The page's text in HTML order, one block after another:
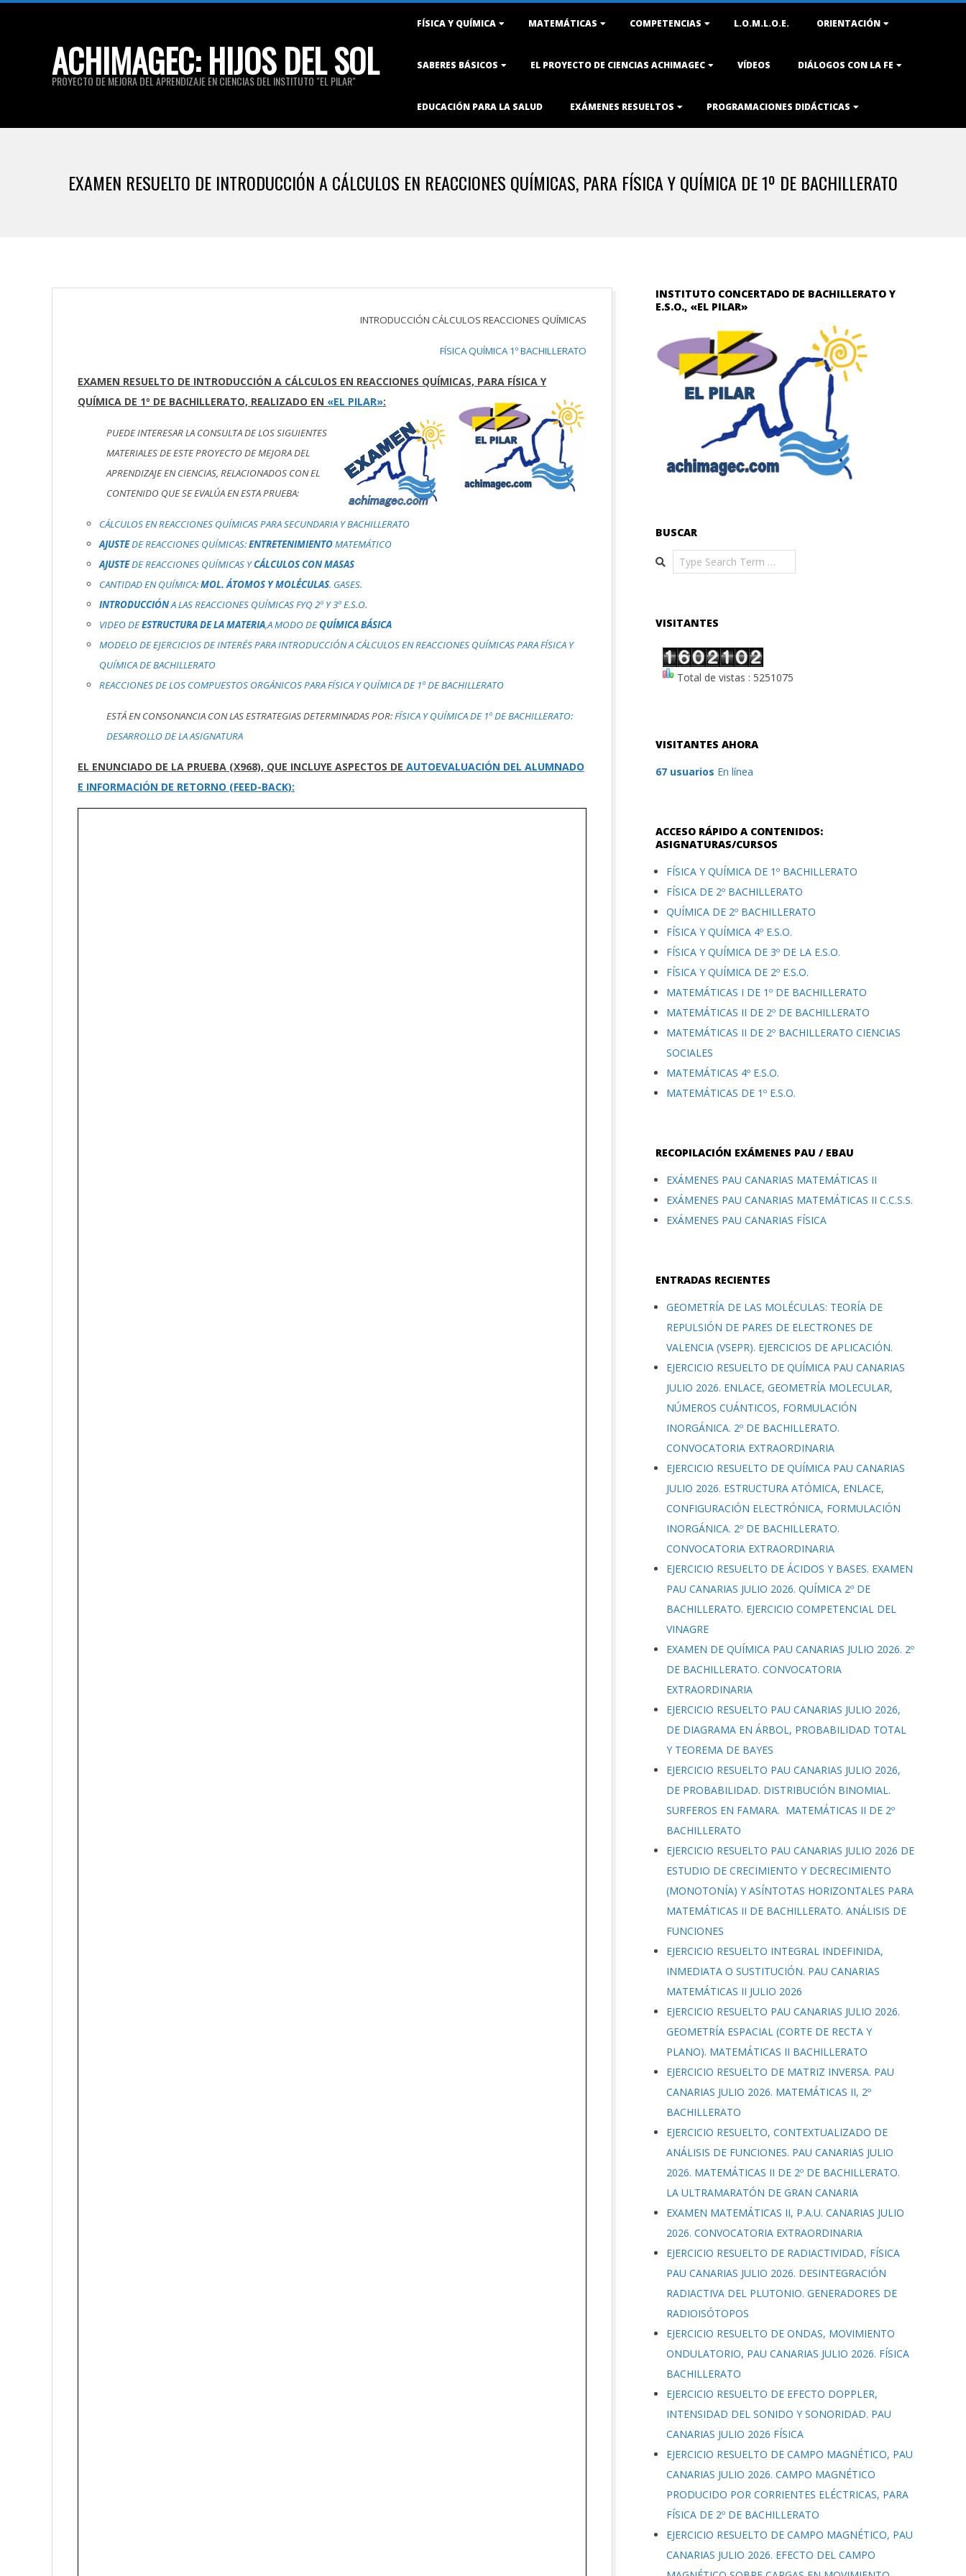
ACHIMAGEC: HIJOS DEL SOL
PROYECTO DE MEJORA DEL APRENDIZAJE EN CIENCIAS DEL INSTITUTO "EL PILAR"
FÍSICA Y QUÍMICA MATEMÁTICAS COMPETENCIAS L.O.M.L.O.E. ORIENTACIÓN
SABERES BÁSICOS EL PROYECTO DE CIENCIAS ACHIMAGEC VÍDEOS DIÁLOGOS CON LA FE
EDUCACIÓN PARA LA SALUD EXÁMENES RESUELTOS PROGRAMACIONES DIDÁCTICAS
EXAMEN RESUELTO DE INTRODUCCIÓN A CÁLCULOS EN REACCIONES QUÍMICAS, PARA FÍSICA Y QUÍMICA DE 1º DE BACHILLERATO
INTRODUCCIÓN CÁLCULOS REACCIONES QUÍMICAS
FÍSICA QUÍMICA 1º BACHILLERATO
EXAMEN RESUELTO DE INTRODUCCIÓN A CÁLCULOS EN REACCIONES QUÍMICAS, PARA FÍSICA Y
QUÍMICA DE 1º DE BACHILLERATO, REALIZADO EN «EL PILAR»:
PUEDE INTERESAR LA CONSULTA DE LOS SIGUIENTES
MATERIALES DE ESTE PROYECTO DE MEJORA DEL
APRENDIZAJE EN CIENCIAS, RELACIONADOS CON EL
CONTENIDO QUE SE EVALÚA EN ESTA PRUEBA:
CÁLCULOS EN REACCIONES QUÍMICAS PARA SECUNDARIA Y BACHILLERATO
AJUSTEDE REACCIONES QUÍMICAS:ENTRETENIMIENTOMATEMÁTICO
AJUSTEDE REACCIONES QUÍMICAS YCÁLCULOS CON MASAS
CANTIDAD EN QUÍMICA:MOL. ÁTOMOS Y MOLÉCULAS. GASES.
INTRODUCCIÓNA LAS REACCIONES QUÍMICAS FYQ 2º Y 3º E.S.O.
VIDEO DEESTRUCTURA DE LA MATERIA,A MODO DEQUÍMICA BÁSICA
MODELO DE EJERCICIOS DE INTERÉS PARA INTRODUCCIÓN A CÁLCULOS EN REACCIONES QUÍMICAS PARA FÍSICA Y
QUÍMICA DE BACHILLERATO
REACCIONES DE LOS COMPUESTOS ORGÁNICOS PARA FÍSICA Y QUÍMICA DE 1º DE BACHILLERATO
ESTÁ EN CONSONANCIA CON LAS ESTRATEGIAS DETERMINADAS POR:FÍSICA Y QUÍMICA DE 1º DE BACHILLERATO:
DESARROLLO DE LA ASIGNATURA
EL ENUNCIADO DE LA PRUEBA (X968), QUE INCLUYE ASPECTOS DE AUTOEVALUACIÓN DEL ALUMNADO
E INFORMACIÓN DE RETORNO (FEED-BACK):
INSTITUTO CONCERTADO DE BACHILLERATO Y
E.S.O., «EL PILAR»
BUSCAR
Search
VISITANTES
Total de vistas : 5251075
VISITANTES AHORA
67 usuarios En línea
ACCESO RÁPIDO A CONTENIDOS:
ASIGNATURAS/CURSOS
FÍSICA Y QUÍMICA DE 1º BACHILLERATO
FÍSICA DE 2º BACHILLERATO
QUÍMICA DE 2º BACHILLERATO
FÍSICA Y QUÍMICA 4º E.S.O.
FÍSICA Y QUÍMICA DE 3º DE LA E.S.O.
FÍSICA Y QUÍMICA DE 2º E.S.O.
MATEMÁTICAS I DE 1º DE BACHILLERATO
MATEMÁTICAS II DE 2º DE BACHILLERATO
MATEMÁTICAS II DE 2º BACHILLERATO CIENCIAS
SOCIALES
MATEMÁTICAS 4º E.S.O.
MATEMÁTICAS DE 1º E.S.O.
RECOPILACIÓN EXÁMENES PAU / EBAU
EXÁMENES PAU CANARIAS MATEMÁTICAS II
EXÁMENES PAU CANARIAS MATEMÁTICAS II C.C.S.S.
EXÁMENES PAU CANARIAS FÍSICA
ENTRADAS RECIENTES
GEOMETRÍA DE LAS MOLÉCULAS: TEORÍA DE
REPULSIÓN DE PARES DE ELECTRONES DE
VALENCIA (VSEPR). EJERCICIOS DE APLICACIÓN.
EJERCICIO RESUELTO DE QUÍMICA PAU CANARIAS
JULIO 2026. ENLACE, GEOMETRÍA MOLECULAR,
NÚMEROS CUÁNTICOS, FORMULACIÓN
INORGÁNICA. 2º DE BACHILLERATO.
CONVOCATORIA EXTRAORDINARIA
EJERCICIO RESUELTO DE QUÍMICA PAU CANARIAS
JULIO 2026. ESTRUCTURA ATÓMICA, ENLACE,
CONFIGURACIÓN ELECTRÓNICA, FORMULACIÓN
INORGÁNICA. 2º DE BACHILLERATO.
CONVOCATORIA EXTRAORDINARIA
EJERCICIO RESUELTO DE ÁCIDOS Y BASES. EXAMEN
PAU CANARIAS JULIO 2026. QUÍMICA 2º DE
BACHILLERATO. EJERCICIO COMPETENCIAL DEL
VINAGRE
EXAMEN DE QUÍMICA PAU CANARIAS JULIO 2026. 2º
DE BACHILLERATO. CONVOCATORIA
EXTRAORDINARIA
EJERCICIO RESUELTO PAU CANARIAS JULIO 2026,
DE DIAGRAMA EN ÁRBOL, PROBABILIDAD TOTAL
Y TEOREMA DE BAYES
EJERCICIO RESUELTO PAU CANARIAS JULIO 2026,
DE PROBABILIDAD. DISTRIBUCIÓN BINOMIAL.
SURFEROS EN FAMARA. MATEMÁTICAS II DE 2º
BACHILLERATO
EJERCICIO RESUELTO PAU CANARIAS JULIO 2026 DE
ESTUDIO DE CRECIMIENTO Y DECRECIMIENTO
(MONOTONÍA) Y ASÍNTOTAS HORIZONTALES PARA
MATEMÁTICAS II DE BACHILLERATO. ANÁLISIS DE
FUNCIONES
EJERCICIO RESUELTO INTEGRAL INDEFINIDA,
INMEDIATA O SUSTITUCIÓN. PAU CANARIAS
MATEMÁTICAS II JULIO 2026
EJERCICIO RESUELTO PAU CANARIAS JULIO 2026.
GEOMETRÍA ESPACIAL (CORTE DE RECTA Y
PLANO). MATEMÁTICAS II BACHILLERATO
EJERCICIO RESUELTO DE MATRIZ INVERSA. PAU
CANARIAS JULIO 2026. MATEMÁTICAS II, 2º
BACHILLERATO
EJERCICIO RESUELTO, CONTEXTUALIZADO DE
ANÁLISIS DE FUNCIONES. PAU CANARIAS JULIO
2026. MATEMÁTICAS II DE 2º DE BACHILLERATO.
LA ULTRAMARATÓN DE GRAN CANARIA
EXAMEN MATEMÁTICAS II, P.A.U. CANARIAS JULIO
2026. CONVOCATORIA EXTRAORDINARIA
EJERCICIO RESUELTO DE RADIACTIVIDAD, FÍSICA
PAU CANARIAS JULIO 2026. DESINTEGRACIÓN
RADIACTIVA DEL PLUTONIO. GENERADORES DE
RADIOISÓTOPOS
EJERCICIO RESUELTO DE ONDAS, MOVIMIENTO
ONDULATORIO, PAU CANARIAS JULIO 2026. FÍSICA
BACHILLERATO
EJERCICIO RESUELTO DE EFECTO DOPPLER,
INTENSIDAD DEL SONIDO Y SONORIDAD. PAU
CANARIAS JULIO 2026 FÍSICA
EJERCICIO RESUELTO DE CAMPO MAGNÉTICO, PAU
CANARIAS JULIO 2026. CAMPO MAGNÉTICO
PRODUCIDO POR CORRIENTES ELÉCTRICAS, PARA
FÍSICA DE 2º DE BACHILLERATO
EJERCICIO RESUELTO DE CAMPO MAGNÉTICO, PAU
CANARIAS JULIO 2026. EFECTO DEL CAMPO